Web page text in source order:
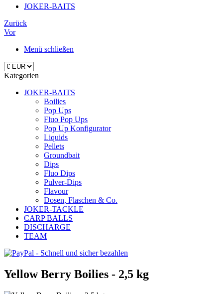
JOKER-BAITS
Zurück
Vor
Menü schließen
Kategorien
JOKER-BAITS
Boilies
Pop Ups
Fluo Pop Ups
Pop Up Konfigurator
Liquids
Pellets
Groundbait
Dips
Fluo Dips
Pulver-Dips
Flavour
Dosen, Flaschen & Co.
JOKER-TACKLE
CARP BALLS
DISCHARGE
TEAM
Yellow Berry Boilies - 2,5 kg